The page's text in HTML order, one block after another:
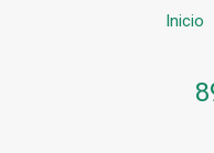
Inicio